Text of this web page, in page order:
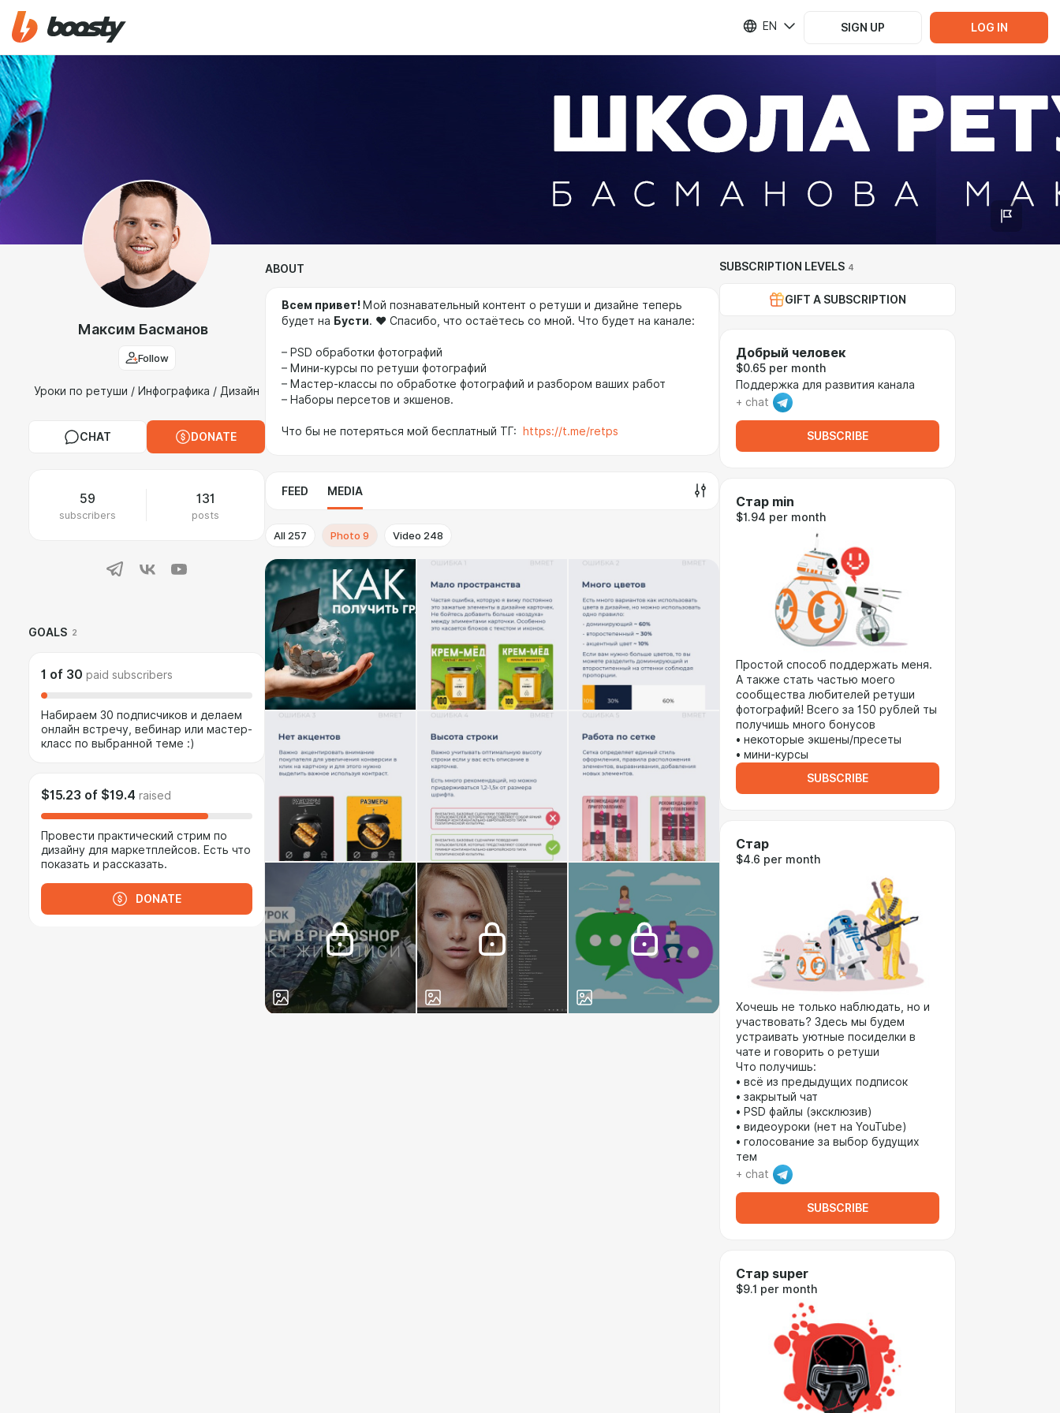
EN SIGN UP LOG IN
Максим Басманов
Follow
Уроки по ретуши / Инфографика / Дизайн
CHAT DONATE
59
subscribers
131
posts
GOALS 2
1 of 30 paid subscribers
Набираем 30 подписчиков и делаем
онлайн встречу, вебинар или мастер-
класс по выбранной теме :)
$15.23 of $19.4 raised
Провести практический стрим по
дизайну для маркетплейсов. Есть что
показать и рассказать.
DONATE
ABOUT
Всем привет! Мой познавательный контент о ретуши и дизайне теперь
будет на Бусти. ❤️ Спасибо, что остаётесь со мной. Что будет на канале:
– PSD обработки фотографий
– Мини-курсы по ретуши фотографий
– Мастер-классы по обработке фотографий и разбором ваших работ
– Наборы персетов и экшенов.
Что бы не потеряться мой бесплатный ТГ: https://t.me/retps
FEED MEDIA
All257 Photo 9 Video 248
SUBSCRIPTION LEVELS 4
GIFT A SUBSCRIPTION
Добрый человек
$0.65 per month
Поддержка для развития канала
+ chat
SUBSCRIBE
Стар min
$1.94 per month
Простой способ поддержать меня.
А также стать частью моего
сообщества любителей ретуши
фотографий! Всего за 150 рублей ты
получишь много бонусов
• некоторые экшены/пресеты
• мини-курсы
SUBSCRIBE
Стар
$4.6 per month
Хочешь не только наблюдать, но и
участвовать? Здесь мы будем
устраивать уютные посиделки в
чате и говорить о ретуши
Что получишь:
• всё из предыдущих подписок
• закрытый чат
• PSD файлы (эксклюзив)
• видеоуроки (нет на YouTube)
• голосование за выбор будущих
тем
+ chat
SUBSCRIBE
Стар super
$9.1 per month